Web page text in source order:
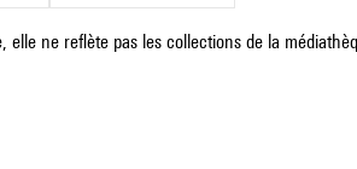
ne reflète pas les collections de la